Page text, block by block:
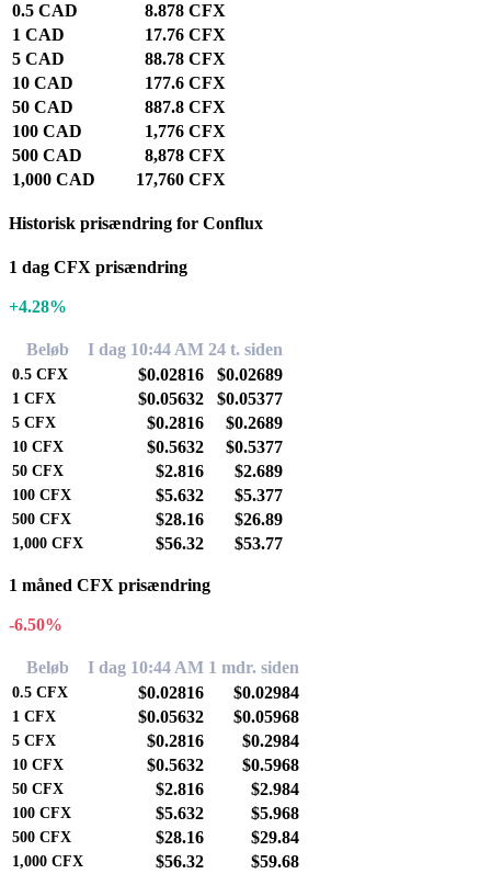
0.5 CAD
8.878 CFX
1 CAD
17.76 CFX
5 CAD
88.78 CFX
10 CAD
177.6 CFX
50 CAD
887.8 CFX
100 CAD
1,776 CFX
500 CAD
8,878 CFX
1,000 CAD
17,760 CFX
Historisk prisændring for Conflux
1 dag CFX prisændring
+4.28%
Beløb I dag 10:44 AM 24 t. siden
0.5 CFX $0.02816 $0.02689
1 CFX $0.05632 $0.05377
5 CFX $0.2816 $0.2689
10 CFX $0.5632 $0.5377
50 CFX $2.816 $2.689
100 CFX $5.632 $5.377
500 CFX $28.16 $26.89
1,000 CFX $56.32 $53.77
1 måned CFX prisændring
-6.50%
Beløb I dag 10:44 AM 1 mdr. siden
0.5 CFX $0.02816 $0.02984
1 CFX $0.05632 $0.05968
5 CFX $0.2816 $0.2984
10 CFX $0.5632 $0.5968
50 CFX $2.816 $2.984
100 CFX $5.632 $5.968
500 CFX $28.16 $29.84
1,000 CFX $56.32 $59.68